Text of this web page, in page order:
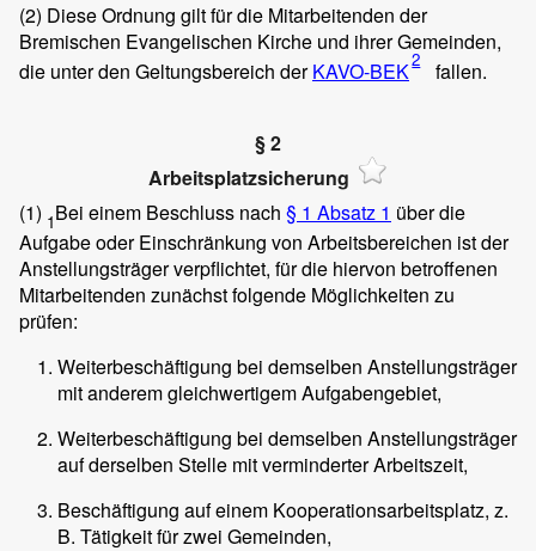
(2) Diese Ordnung gilt für die Mitarbeitenden der
Bremischen Evangelischen Kirche und ihrer Gemeinden,
die unter den Geltungsbereich derKAVO-BEK2 fallen.
§ 2
Arbeitsplatzsicherung
(1) 1Bei einem Beschluss nach § 1 Absatz 1 über die
Aufgabe oder Einschränkung von Arbeitsbereichen ist der
Anstellungsträger verpflichtet, für die hiervon betroffenen
Mitarbeitenden zunächst folgende Möglichkeiten zu
prüfen:
Weiterbeschäftigung bei demselben Anstellungsträger
mit anderem gleichwertigem Aufgabengebiet,
Weiterbeschäftigung bei demselben Anstellungsträger
auf derselben Stelle mit verminderter Arbeitszeit,
Beschäftigung auf einem Kooperationsarbeitsplatz, z.
B. Tätigkeit für zwei Gemeinden,